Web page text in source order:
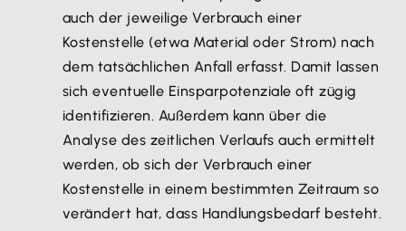
auch der jeweilige Verbrauch einer
Kostenstelle (etwa Material oder Strom) nach
dem tatsächlichen Anfall erfasst. Damit lassen
sich eventuelle Einsparpotenziale oft zügig
identifizieren. Außerdem kann über die
Analyse des zeitlichen Verlaufs auch ermittelt
werden, ob sich der Verbrauch einer
Kostenstelle in einem bestimmten Zeitraum so
verändert hat, dass Handlungsbedarf besteht.